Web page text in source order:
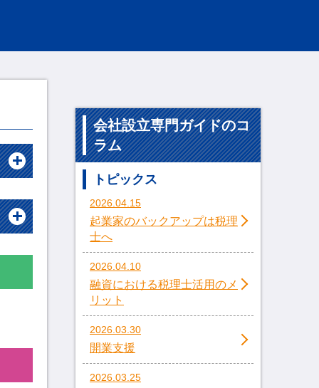
会社設立専門ガイドのコ
ラム
トピックス
2026.04.15
起業家のバックアップは税理
士へ
2026.04.10
融資における税理士活用のメ
リット
2026.03.30
開業支援
2026.03.25